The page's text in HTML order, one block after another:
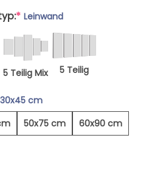
* Leinwand
5 Teilig Mix 5 Teilig
30x45 cm
50x75 cm 60x90 cm